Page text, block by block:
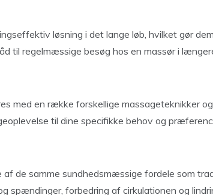
løsning i det lange løb, hvilket gør
til regelmæssige besøg hos en massør i
med en række forskellige massageteknikker
til dine specifikke behov og
de samme sundhedsmæssige fordele som
spændinger, forbedring af cirkulationen og